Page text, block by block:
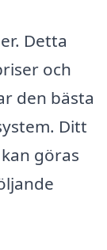
Detta
och
den bästa
Ditt
göras